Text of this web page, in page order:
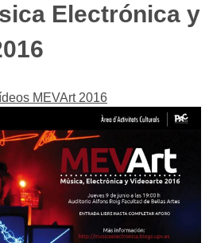
Electrónica y
MEVArt 2016